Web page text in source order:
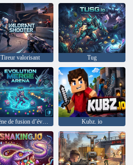
Tireur valorisant Tug
Arène de fusion d’évolution Kubz. io